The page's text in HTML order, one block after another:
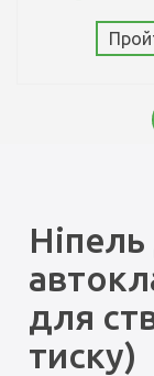
для
тиску)